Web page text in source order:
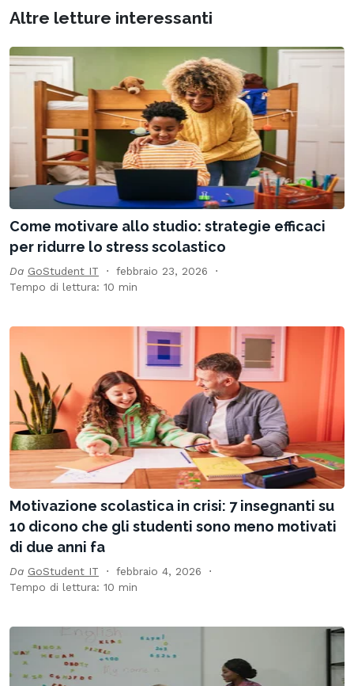
Altre letture interessanti
Come motivare allo studio: strategie efficaci
per ridurre lo stress scolastico
Da GoStudent IT
febbraio 23, 2026
Tempo di lettura: 10 min
Motivazione scolastica in crisi: 7 insegnanti su
10 dicono che gli studenti sono meno motivati
di due anni fa
Da GoStudent IT
febbraio 4, 2026
Tempo di lettura: 10 min